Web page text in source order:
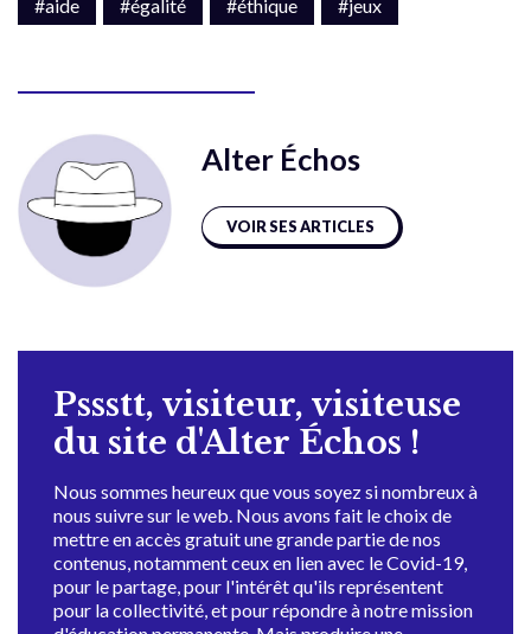
#aide #égalité #éthique #jeux
Alter Échos
VOIR SES ARTICLES
Pssstt, visiteur, visiteuse
du site d'Alter Échos !
Nous sommes heureux que vous soyez si nombreux à
nous suivre sur le web. Nous avons fait le choix de
mettre en accès gratuit une grande partie de nos
contenus, notamment ceux en lien avec le Covid-19,
pour le partage, pour l'intérêt qu'ils représentent
pour la collectivité, et pour répondre à notre mission